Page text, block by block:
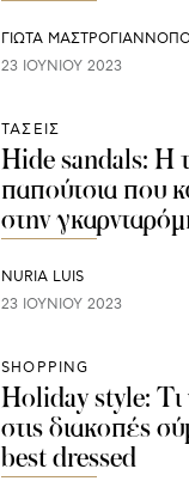
ΓΙΩΤΑ
23 ΙΟΥΝΊΟΥ 2023
ΤΑΣΕΙΣ
Hide sandals: Η
παπούτσια που
στην
NURIA LUIS
23 ΙΟΥΝΊΟΥ 2023
SHOPPING
Holiday style: Τι
στις διακοπές
best dressed